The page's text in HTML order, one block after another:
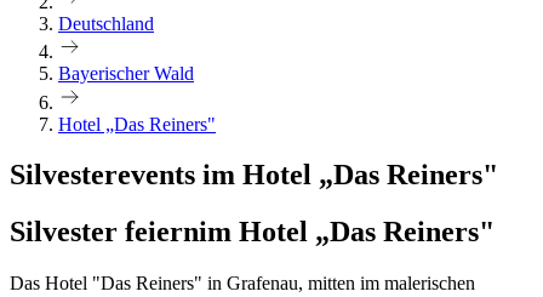
Deutschland
Bayerischer Wald
Hotel „Das Reiners"
Silvesterevents im Hotel „Das Reiners"
Silvester feiernim Hotel „Das Reiners"
Das Hotel "Das Reiners" in Grafenau, mitten im malerischen